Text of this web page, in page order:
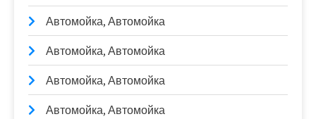
Автомойка, Автомойка
Автомойка, Автомойка
Автомойка, Автомойка
Автомойка, Автомойка